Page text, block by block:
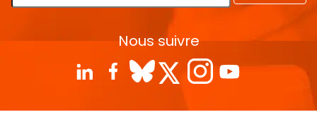
Nous suivre